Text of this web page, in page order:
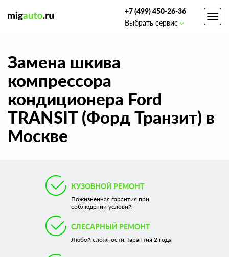
+7 (499) 450-26-36
Выбрать сервис
Замена шкива
компрессора
кондиционера Ford
TRANSIT (Форд Транзит) в
Москве
КУЗОВНОЙ РЕМОНТ
Пожизненная гарантия при
соблюдении условий
СЛЕСАРНЫЙ РЕМОНТ
Любой сложности. Гарантия 2 года